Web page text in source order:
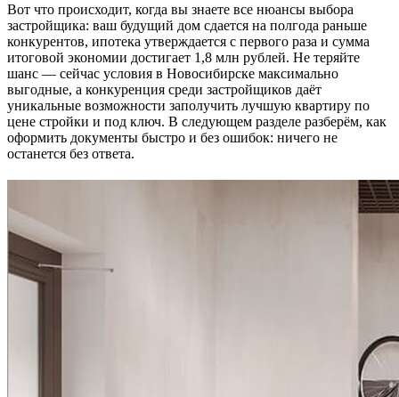
Вот что происходит, когда вы знаете все нюансы выбора
застройщика: ваш будущий дом сдается на полгода раньше
конкурентов, ипотека утверждается с первого раза и сумма
итоговой экономии достигает 1,8 млн рублей. Не теряйте
шанс — сейчас условия в Новосибирске максимально
выгодные, а конкуренция среди застройщиков даёт
уникальные возможности заполучить лучшую квартиру по
цене стройки и под ключ. В следующем разделе разберём, как
оформить документы быстро и без ошибок: ничего не
останется без ответа.